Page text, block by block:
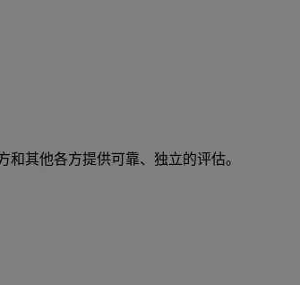
其他各方提供可靠、独立的评估。